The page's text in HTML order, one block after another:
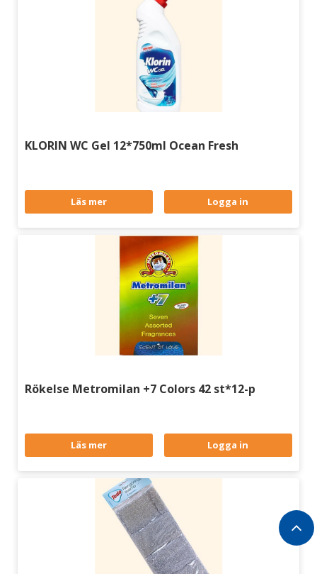
KLORIN WC Gel 12*750ml Ocean Fresh
Läs mer Logga in
Rökelse Metromilan +7 Colors 42 st*12-p
Läs mer Logga in